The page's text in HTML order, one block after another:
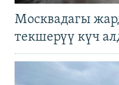
Москвадагы
текшерүү күч